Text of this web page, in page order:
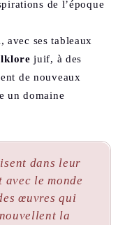
de l’époque
avec ses tableaux
juif, à des
de nouveaux
un domaine
dans leur
le monde
œuvres qui
la